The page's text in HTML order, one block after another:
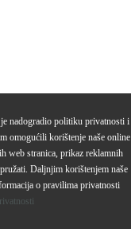
nadogradio politiku privatnosti i
omogućili korištenje naše online
web stranica, prikaz reklamnih
Daljnjim korištenjem naše
o pravilima privatnosti